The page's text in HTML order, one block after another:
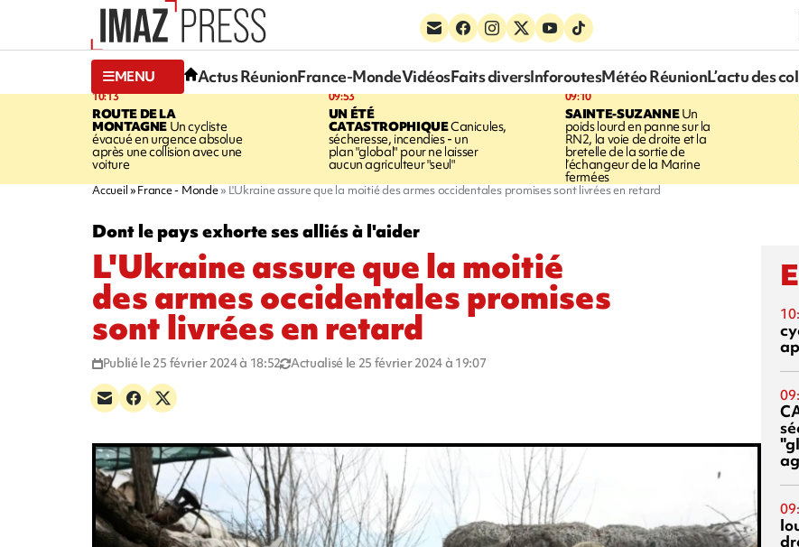
MENU Actus RéunionFrance-MondeVidéosFaits diversInforoutesMétéo RéunionL’actu des
10:13
ROUTE DE LA
MONTAGNEUn cycliste
évacué en urgence absolue
après une collision avec une
voiture
09:53
UN ÉTÉ
CATASTROPHIQUECanicules,
sécheresse, incendies - un
plan "global" pour ne laisser
aucun agriculteur "seul"
09:10
SAINTE-SUZANNEUn
poids lourd en panne sur la
RN2, la voie de droite et la
bretelle de la sortie de
l’échangeur de la Marine
fermées
Accueil France - Monde L'Ukraine assure que la moitié des armes occidentales promises sont livrées en retard
Dont le pays exhorte ses alliés à l'aider
L'Ukraine assure que la moitié
des armes occidentales promises
sont livrées en retard
Publié le 25 février 2024 à 18:52 Actualisé le 25 février 2024 à 19:07